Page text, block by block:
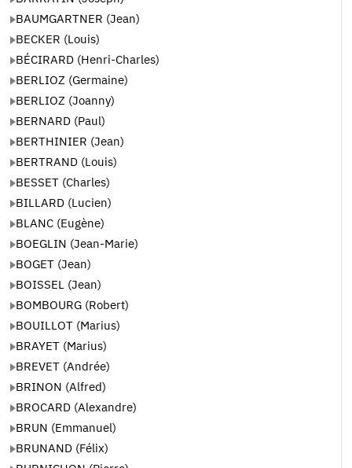
BAUMGARTNER (Jean)
BECKER (Louis)
BÉCIRARD (Henri-Charles)
BERLIOZ (Germaine)
BERLIOZ (Joanny)
BERNARD (Paul)
BERTHINIER (Jean)
BERTRAND (Louis)
BESSET (Charles)
BILLARD (Lucien)
BLANC (Eugène)
BOEGLIN (Jean-Marie)
BOGET (Jean)
BOISSEL (Jean)
BOMBOURG (Robert)
BOUILLOT (Marius)
BRAYET (Marius)
BREVET (Andrée)
BRINON (Alfred)
BROCARD (Alexandre)
BRUN (Emmanuel)
BRUNAND (Félix)